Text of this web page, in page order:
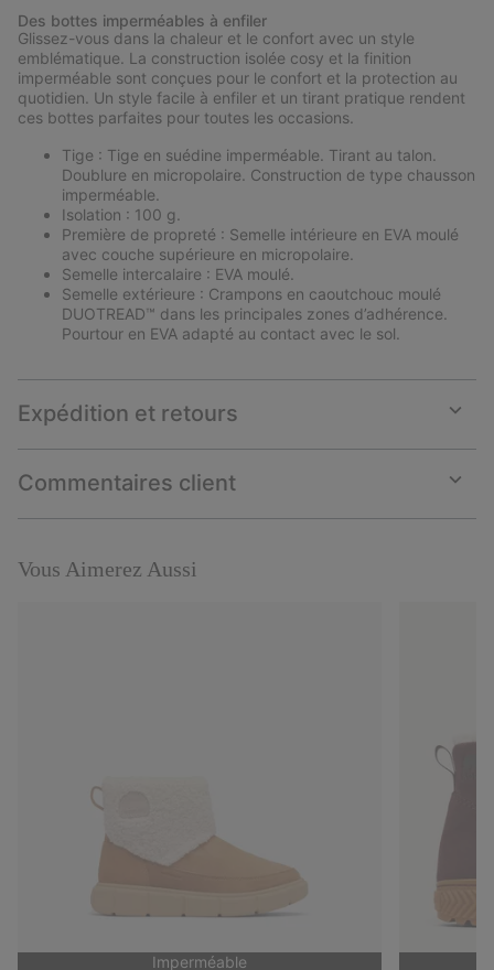
Des bottes imperméables à enfiler
Glissez-vous dans la chaleur et le confort avec un style
emblématique. La construction isolée cosy et la finition
imperméable sont conçues pour le confort et la protection au
quotidien. Un style facile à enfiler et un tirant pratique rendent
ces bottes parfaites pour toutes les occasions.
Tige : Tige en suédine imperméable. Tirant au talon.
Doublure en micropolaire. Construction de type chausson
imperméable.
Isolation : 100 g.
Première de propreté : Semelle intérieure en EVA moulé
avec couche supérieure en micropolaire.
Semelle intercalaire : EVA moulé.
Semelle extérieure : Crampons en caoutchouc moulé
DUOTREAD™ dans les principales zones d’adhérence.
Pourtour en EVA adapté au contact avec le sol.
Expédition et retours
or
Commentaires client
or
Vous Aimerez Aussi
Imperméable